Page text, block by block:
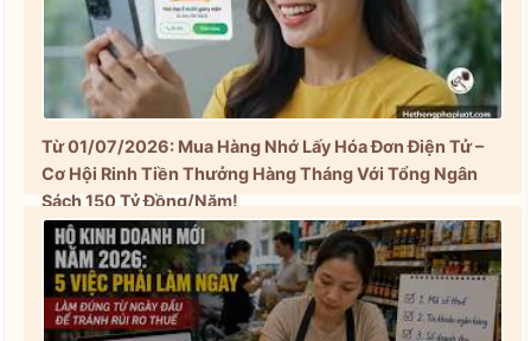
Từ 01/07/2026: Mua Hàng Nhớ Lấy Hóa Đơn Điện Tử –
Cơ Hội Rinh Tiền Thưởng Hàng Tháng Với Tổng Ngân
Sách 150 Tỷ Đồng/Năm!